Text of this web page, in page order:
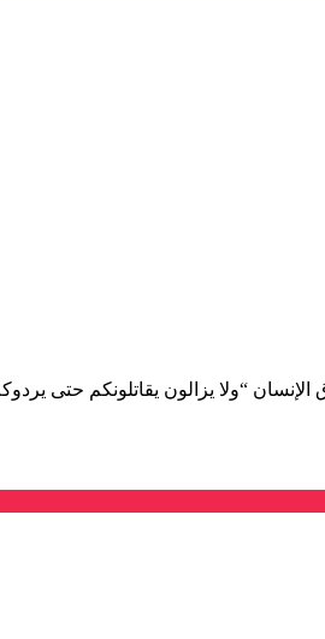
الإنسان “ولا يزالون يقاتلونكم